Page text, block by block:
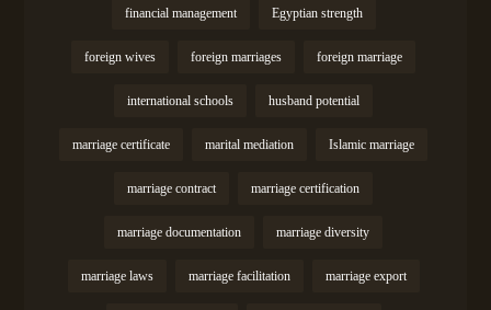
Egyptian strength
financial management
foreign marriage
foreign marriages
foreign wives
husband potential
international schools
Islamic marriage
marital mediation
marriage certificate
marriage certification
marriage contract
marriage diversity
marriage documentation
marriage export
marriage facilitation
marriage laws